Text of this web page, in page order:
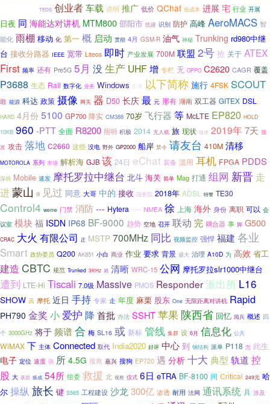
TEDS 创业者车载 说明 推广 低价 QChat 低成本 进展 宅 行业 开展
日夜 同 海能达对讲机 MTM800 邵阳市 统建 识别 防护 高峰 AeroMACS 智
能化 雨棚 移动 化 第一 概 启动 贯彻 4月 GSM-R 油气 神秘 Trunking rd980中继
台 接收分路器 IEEE 宽带 Liteos 即时 产业发展 700M 联盟 2号 抢 关于 ATEX
First 频率 还有 Pre5G 5月 没生产 UHF 增 专栏 无 OPPO C2620 CAGR 覆盖
P3688 生态 Rail 数字化 业务 Windows 距离 以下简称施行 4FSK SCOUT
敢 能源 科达 政策 摄像 网关 器 D50 长庆 最 元 那有 湖南 双工器 GITEX DSL
HARD 4月份 5100 GP700 降实 CM388 70岁 飞行器 等 McLTE EP820 HOLD
10KB 960 -PTT 全面 R8200 照明 积极 2014 无人机 旅 现状 随便 2019年7天 颁
发 攻击 落地 C2660 这些 没电 野外 GP2000 船岸 禁令 请友台 410M 清移
MOTOROLA 系列 市场 解析海 GJB 该 24日 eChat 装备 滥用 耳机 FPGA PDDS
深圳 Mobile 速发 摩托罗拉中继台 北斗 海关 简单 Mag 打通 组网 新晋 走
进 蒙山 III 见过 同意 大哥 中的 接收 国务院 2018年 ADSL 特警 TE30
Control4 weme 门禁 消防 --- Hytera ---- NMEA 徐 上海 海外 身份 离职 可以 会
议室 模块 福 ISDN IP68 BF-9000 趋势 空地 召开 联动 完 耦合器 事 脚 G500
CRAC 大火 有限公司 正 MSTP 700MHz 同比 视频监控 强悍 福建 各业
Smart 政协委员 Q200 AK851 小白 商业 作业 要求 背景 盛大 治理 A10D 为 高效 省工
建造 CBTC 规范 Trunked 3KHz 就 清晰 WRC-15 公网 摩托罗拉slr1000中继台
遭到 LTE-Hi Tiscali 7.0级 Massive PMOS Responder 派出所 L16
SHOW 高 摩托 近日 手持 专家 走 年度 麻栗 股东 One 无限距离对讲机 Rapid
PH790 金奖 小爱护 降 首批 办法 SSHT苹果 陕西省 回忆 阅兵 概述 四
个 3000GHz 将于 频谱合 梅 SL16 或 新标 管线 集群 设 6月 信息化 公共
WiMAX 下 主体 Connected 取代 India2020 好评 中心 到 钢结构 派单 P118 怎 此生
电子 定位 速度 强 所 4.5G 搜救 嘉兴 搜狗 EP720 遇 分析 十大 典型 轨道 控
股 大 基层 炼成 54所 组委 救援 北 视察 仪式 6日 eTRA BF-8100 间 Critical 249元 哈
尔 操纵 旅长 键 S565 工程建设 沙龙 300亿 渗透 耐用 法网 通讯系统 具 涉及